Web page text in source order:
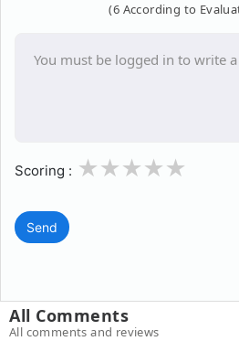
(6 According to
Scoring : 3
2
1
Send
All Comments
All comments and reviews